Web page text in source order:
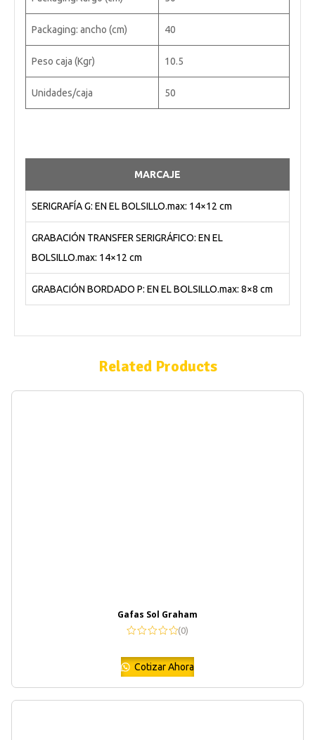
Packaging: ancho (cm) 40
Peso caja (Kgr) 10.5
Unidades/caja 50
MARCAJE
SERIGRAFÍA G: EN EL BOLSILLO.max: 14×12 cm
GRABACIÓN TRANSFER SERIGRÁFICO: EN EL
BOLSILLO.max: 14×12 cm
GRABACIÓN BORDADO P: EN EL BOLSILLO.max: 8×8 cm
Related Products
Gafas Sol Graham
(0)
Cotizar Ahora